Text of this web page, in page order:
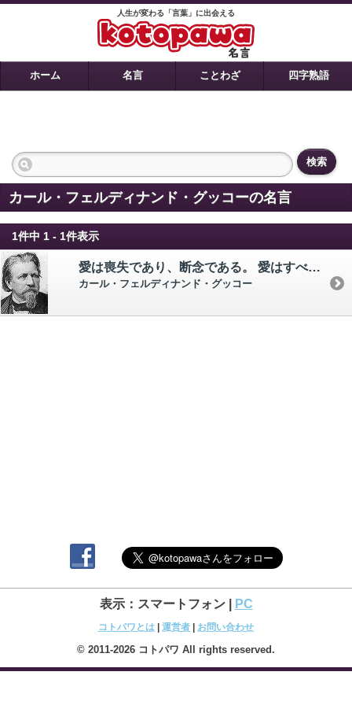
人生が変わる「言葉」に出会える
ホーム 名言 ことわざ 四字熟語
検索
カール・フェルディナンド・グッコーの名言
1件中 1 - 1件表示
愛は喪失であり、断念である。 愛はすべてをひとに与えてしまったときに、もっとも富んでいる。
カール・フェルディナンド・グッコー
表示：スマートフォン | PC
コトパワとは 運営者 お問い合わせ
© 2011-2026 コトパワ All rights reserved.